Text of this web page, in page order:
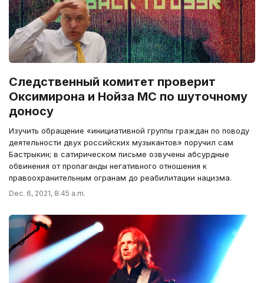
Следственный комитет проверит
Оксимирона и Нойза MC по шуточному
доносу
Изучить обращение «инициативной группы граждан по поводу
деятельности двух российских музыкантов» поручил сам
Бастрыкин; в сатирическом письме озвучены абсурдные
обвинения от пропаганды негативного отношения к
правоохранительным огранам до реабилитации нацизма.
Dec. 6, 2021, 8:45 a.m.